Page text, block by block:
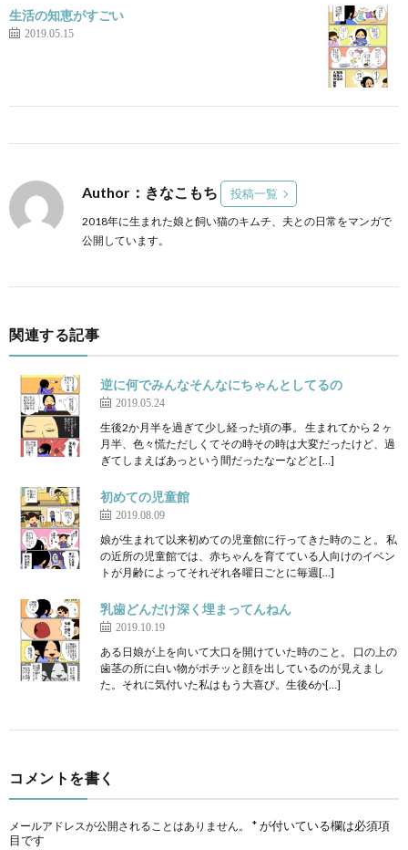
生活の知恵がすごい
2019.05.15
Author：きなこもち 投稿一覧
2018年に生まれた娘と飼い猫のキムチ、夫との日常をマンガで
公開しています。
関連する記事
逆に何でみんなそんなにちゃんとしてるの
2019.05.24
生後2か月半を過ぎて少し経った頃の事。 生まれてから２ヶ
月半、色々慌ただしくてその時その時は大変だったけど、過
ぎてしまえばあっという間だったなーなどと[…]
初めての児童館
2019.08.09
娘が生まれて以来初めての児童館に行ってきた時のこと。 私
の近所の児童館では、赤ちゃんを育てている人向けのイベン
トが月齢によってそれぞれ各曜日ごとに毎週[…]
乳歯どんだけ深く埋まってんねん
2019.10.19
ある日娘が上を向いて大口を開けていた時のこと。 口の上の
歯茎の所に白い物がポチッと顔を出しているのが見えまし
た。それに気付いた私はもう大喜び。生後6か[…]
コメントを書く
メールアドレスが公開されることはありません。 *が付いている欄は必須項
目です